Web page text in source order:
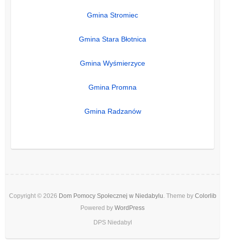
Gmina Stromiec
Gmina Stara Błotnica
Gmina Wyśmierzyce
Gmina Promna
Gmina Radzanów
Copyright © 2026 Dom Pomocy Społecznej w Niedabylu. Theme by Colorlib
Powered by WordPress
DPS Niedabyl